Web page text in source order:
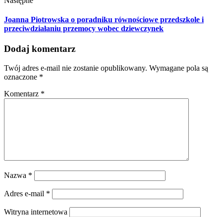
Joanna Piotrowska o poradniku równościowe przedszkole i
przeciwdziałaniu przemocy wobec dziewczynek
Dodaj komentarz
Twój adres e-mail nie zostanie opublikowany. Wymagane pola są
oznaczone *
Komentarz *
Nazwa *
Adres e-mail *
Witryna internetowa